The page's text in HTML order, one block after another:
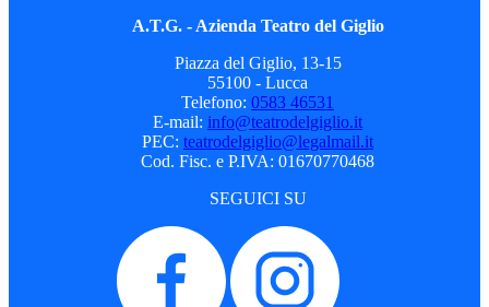
A.T.G. - Azienda Teatro del Giglio
Piazza del Giglio, 13-15
55100 - Lucca
Telefono: 0583 46531
E-mail: info@teatrodelgiglio.it
PEC: teatrodelgiglio@legalmail.it
Cod. Fisc. e P.IVA: 01670770468
SEGUICI SU